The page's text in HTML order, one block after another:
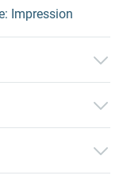
Impression